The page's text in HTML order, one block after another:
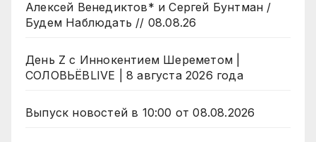
Алексей Венедиктов* и Сергей Бунтман /
Будем Наблюдать // 08.08.26
День Z с Иннокентием Шереметом |
СОЛОВЬЁВLIVE | 8 августа 2026 года
Выпуск новостей в 10:00 от 08.08.2026